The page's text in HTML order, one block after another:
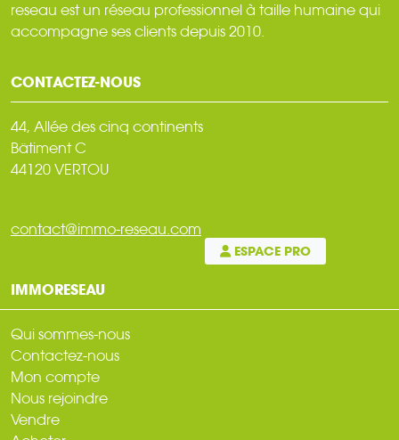
reseau est un réseau professionnel à taille humaine qui
accompagne ses clients depuis 2010.
CONTACTEZ-NOUS
44, Allée des cinq continents
Bâtiment C
44120 VERTOU
contact@immo-reseau.com
ESPACE PRO
IMMORESEAU
Qui sommes-nous
Contactez-nous
Mon compte
Nous rejoindre
Vendre